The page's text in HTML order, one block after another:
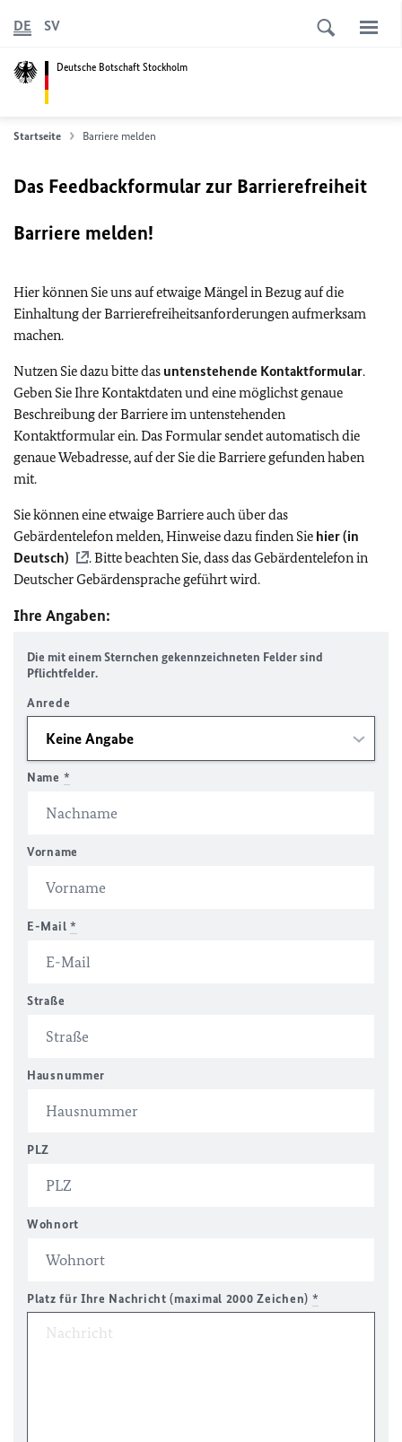
Deutsche Botschaft Stockholm
DE SV
Startseite Barriere melden
Das Feedbackformular zur Barrierefreiheit
Barriere melden!
Hier können Sie uns auf etwaige Mängel in Bezug auf die
Einhaltung der Barrierefreiheitsanforderungen aufmerksam
machen.
Nutzen Sie dazu bitte das untenstehende Kontaktformular.
Geben Sie Ihre Kontaktdaten und eine möglichst genaue
Beschreibung der Barriere im untenstehenden
Kontaktformular ein. Das Formular sendet automatisch die
genaue Webadresse, auf der Sie die Barriere gefunden haben
mit.
Sie können eine etwaige Barriere auch über das
Gebärdentelefon melden, Hinweise dazu finden Sie hier (in
Deutsch)
. Bitte beachten Sie, dass das Gebärdentelefon in
Deutscher Gebärdensprache geführt wird.
Ihre Angaben:
Die mit einem Sternchen gekennzeichneten Felder sind
Pflichtfelder.
Anrede
Name *
Vorname
E-Mail *
Straße
Hausnummer
PLZ
Wohnort
Platz für Ihre Nachricht (maximal 2000 Zeichen) *